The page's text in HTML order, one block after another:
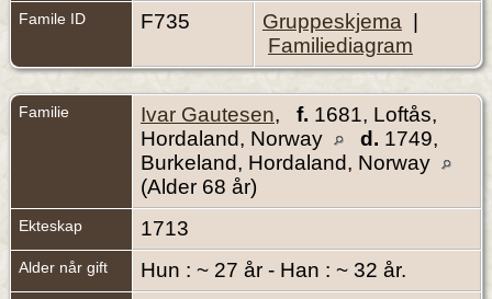
Famile ID F735 Gruppeskjema
Familiediagram
Familie Ivar Gautesen, f. 1681, Loftås,
Hordaland, Norway
d. 1749,
Burkeland, Hordaland, Norway
(Alder 68 år)
Ekteskap 1713
Alder når gift Hun : ~ 27 år - Han : ~ 32 år.